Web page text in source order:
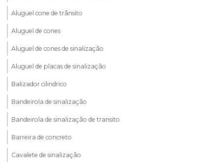
Aluguel cone de trânsito
Aluguel de cones
Aluguel de cones de sinalização
Aluguel de placas de sinalização
Balizador cilindrico
Bandeirola de sinalização
Bandeirola de sinalização de transito
Barreira de concreto
Cavalete de sinalização